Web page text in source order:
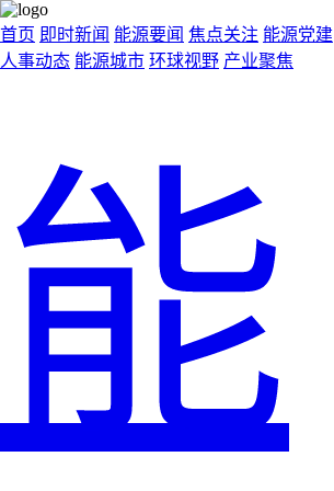
首页 即时新闻 能源要闻 焦点关注 能源党建
人事动态 能源城市 环球视野 产业聚焦
能